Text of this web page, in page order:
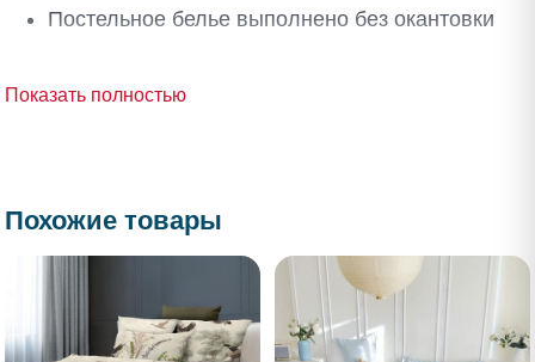
Постельное белье выполнено без окантовки
Показать полностью
Похожие товары